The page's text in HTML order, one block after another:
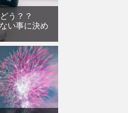
う？？
い事に決め